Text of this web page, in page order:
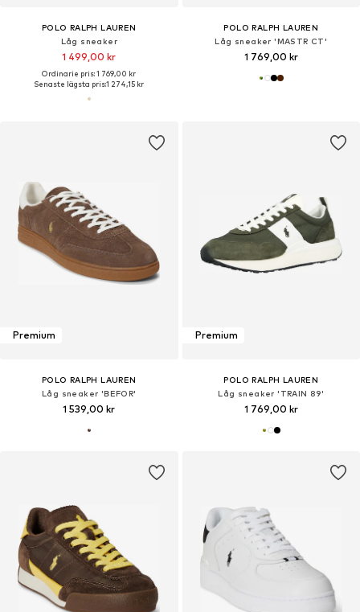
POLO RALPH LAUREN
Låg sneaker
1 499,00 kr
Ordinarie pris: 1 769,00 kr
Senaste lägsta pris:1 274,15 kr
POLO RALPH LAUREN
Låg sneaker 'MASTR CT'
1 769,00 kr
Premium
POLO RALPH LAUREN
Låg sneaker 'BEFOR'
1 539,00 kr
Premium
POLO RALPH LAUREN
Låg sneaker 'TRAIN 89'
1 769,00 kr